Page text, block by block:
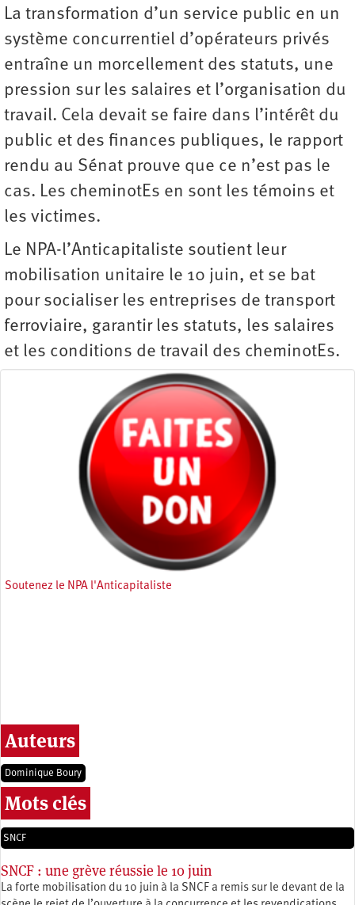
La transformation d’un service public en un
système concurrentiel d’opérateurs privés
entraîne un morcellement des statuts, une
pression sur les salaires et l’organisation du
travail. Cela devait se faire dans l’intérêt du
public et des finances publiques, le rapport
rendu au Sénat prouve que ce n’est pas le
cas. Les cheminotEs en sont les témoins et
les victimes.
Le NPA-l’Anticapitaliste soutient leur
mobilisation unitaire le 10 juin, et se bat
pour socialiser les entreprises de transport
ferroviaire, garantir les statuts, les salaires
et les conditions de travail des cheminotEs.
Soutenez le NPA l'Anticapitaliste
Auteurs
Dominique Boury
Mots clés
SNCF
SNCF : une grève réussie le 10 juin
La forte mobilisation du 10 juin à la SNCF a remis sur le devant de la